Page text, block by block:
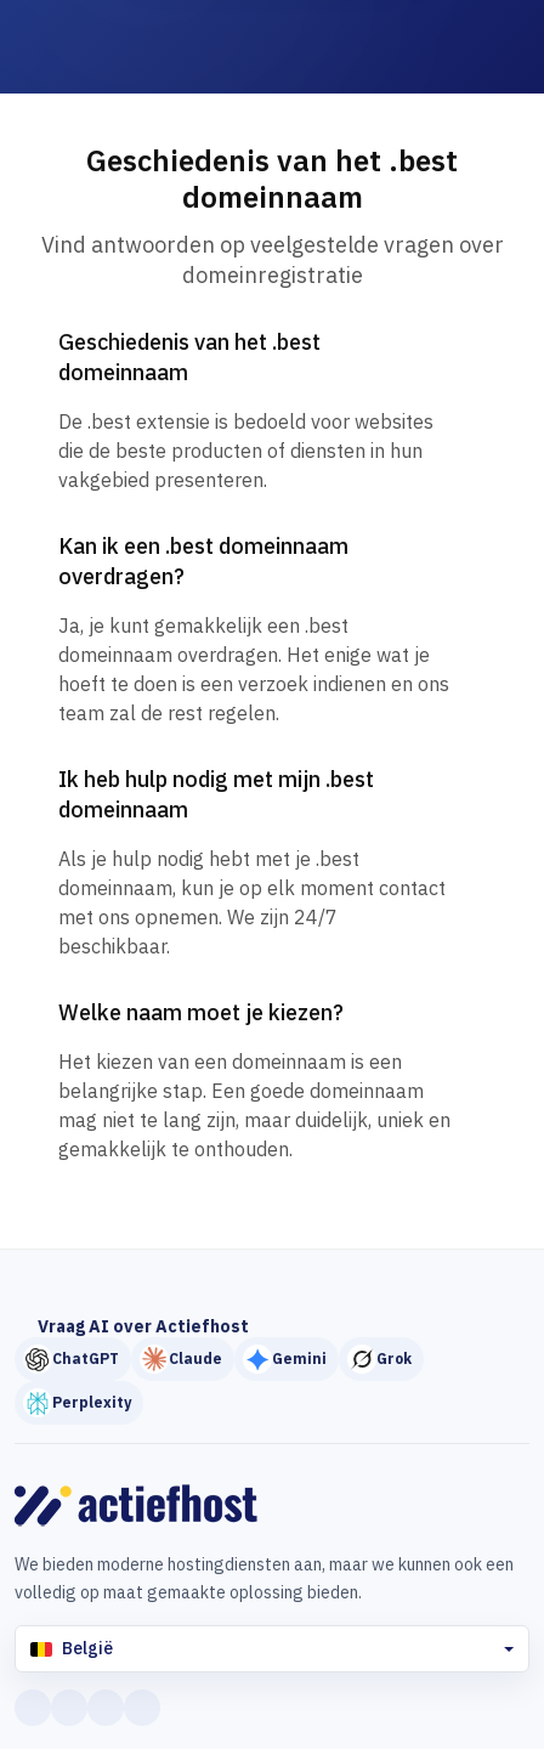
Geschiedenis van het .best
domeinnaam
Vind antwoorden op veelgestelde vragen over
domeinregistratie
Geschiedenis van het .best
domeinnaam
De .best extensie is bedoeld voor websites
die de beste producten of diensten in hun
vakgebied presenteren.
Kan ik een .best domeinnaam
overdragen?
Ja, je kunt gemakkelijk een .best
domeinnaam overdragen. Het enige wat je
hoeft te doen is een verzoek indienen en ons
team zal de rest regelen.
Ik heb hulp nodig met mijn .best
domeinnaam
Als je hulp nodig hebt met je .best
domeinnaam, kun je op elk moment contact
met ons opnemen. We zijn 24/7
beschikbaar.
Welke naam moet je kiezen?
Het kiezen van een domeinnaam is een
belangrijke stap. Een goede domeinnaam
mag niet te lang zijn, maar duidelijk, uniek en
gemakkelijk te onthouden.
Vraag AI over Actiefhost
ChatGPT Claude Gemini Grok
Perplexity
We bieden moderne hostingdiensten aan, maar we kunnen ook een
volledig op maat gemaakte oplossing bieden.
België